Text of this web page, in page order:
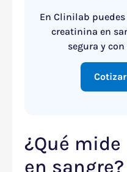
En Clinilab
creatinina en
segura y
¿Qué
en sangre?